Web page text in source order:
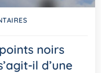
noirs
il d’une